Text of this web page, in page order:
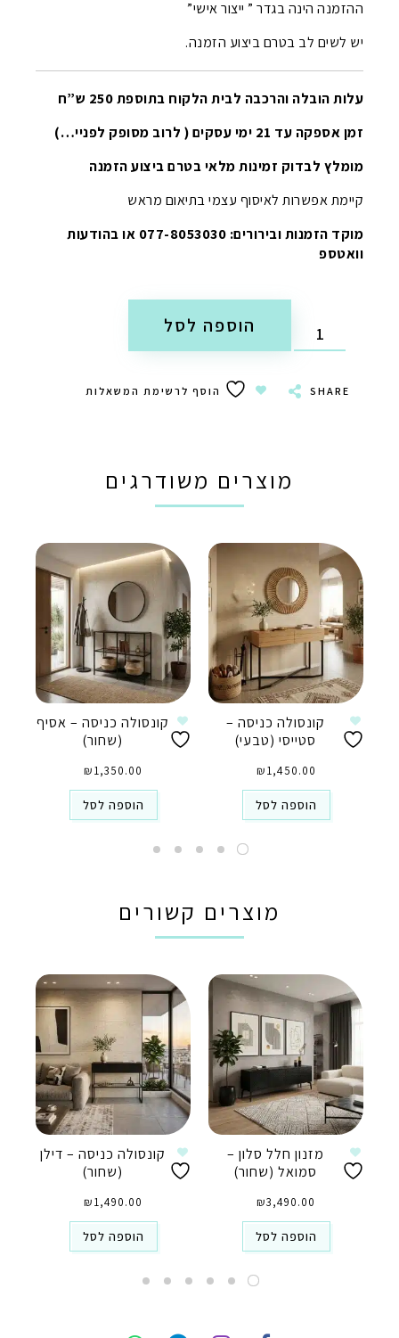
ההזמנה הינה בגדר ” ייצור אישי”
יש לשים לב בטרם ביצוע הזמנה.
עלות הובלה והרכבה לבית הלקוח בתוספת 250 ש”ח
זמן אספקה עד 21 ימי עסקים ( לרוב מסופק לפניי…)
מומלץ לבדוק זמינות מלאי בטרם ביצוע הזמנה
קיימת אפשרות לאיסוף עצמי בתיאום מראש
מוקד הזמנות ובירורים: 077-8053030 או בהודעות
וואטספ
הוספה לסל
SHARE הוסף לרשימת המשאלות
מוצרים משודרגים
קונסולה כניסה –
סטייסי (טבעי)
₪1,450.00
הוספה לסל
קונסולה כניסה – אסיף
(שחור)
₪1,350.00
הוספה לסל
מוצרים קשורים
מזנון חלל סלון –
סמואל (שחור)
₪3,490.00
הוספה לסל
קונסולה כניסה – דילן
(שחור)
₪1,490.00
הוספה לסל